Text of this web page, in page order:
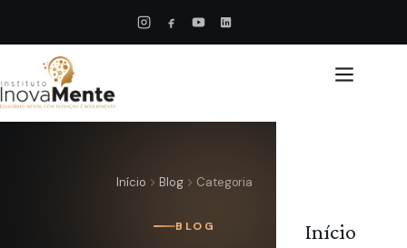
Início
Início Blog Categoria
BLOG